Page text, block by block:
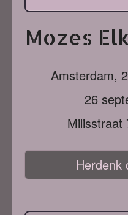
Mozes
Amsterdam,
26
Milisstraat
Herdenk